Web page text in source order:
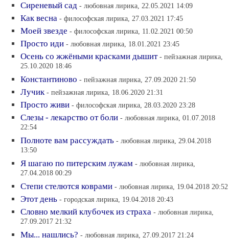
Сиреневый сад - любовная лирика, 22.05.2021 14:09
Как весна - философская лирика, 27.03.2021 17:45
Моей звезде - философская лирика, 11.02.2021 00:50
Просто иди - любовная лирика, 18.01.2021 23:45
Осень со жжёными красками дышит - пейзажная лирика,
25.10.2020 18:46
Константиново - пейзажная лирика, 27.09.2020 21:50
Лучик - пейзажная лирика, 18.06.2020 21:31
Просто живи - философская лирика, 28.03.2020 23:28
Слезы - лекарство от боли - любовная лирика, 01.07.2018
22:54
Полноте вам рассуждать - любовная лирика, 29.04.2018
13:50
Я шагаю по питерским лужам - любовная лирика,
27.04.2018 00:29
Степи стелются коврами - любовная лирика, 19.04.2018 20:52
Этот день - городская лирика, 19.04.2018 20:43
Словно мелкий клубочек из страха - любовная лирика,
27.09.2017 21:32
Мы... нашлись? - любовная лирика, 27.09.2017 21:24